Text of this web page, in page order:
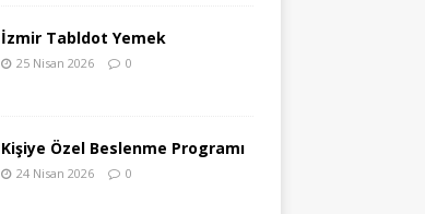
İzmir Tabldot Yemek
25 Nisan 2026 0
Kişiye Özel Beslenme Programı
24 Nisan 2026 0